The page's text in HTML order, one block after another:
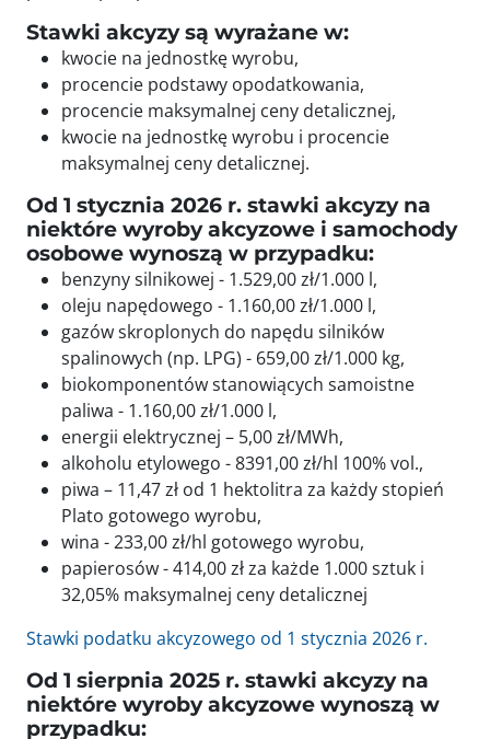
Stawki akcyzy są wyrażane w:
kwocie na jednostkę wyrobu,
procencie podstawy opodatkowania,
procencie maksymalnej ceny detalicznej,
kwocie na jednostkę wyrobu i procencie
maksymalnej ceny detalicznej.
Od 1 stycznia 2026 r. stawki akcyzy na
niektóre wyroby akcyzowe i samochody
osobowe wynoszą w przypadku:
benzyny silnikowej - 1.529,00 zł/1.000 l,
oleju napędowego - 1.160,00 zł/1.000 l,
gazów skroplonych do napędu silników
spalinowych (np. LPG) - 659,00 zł/1.000 kg,
biokomponentów stanowiących samoistne
paliwa - 1.160,00 zł/1.000 l,
energii elektrycznej – 5,00 zł/MWh,
alkoholu etylowego - 8391,00 zł/hl 100% vol.,
piwa – 11,47 zł od 1 hektolitra za każdy stopień
Plato gotowego wyrobu,
wina - 233,00 zł/hl gotowego wyrobu,
papierosów - 414,00 zł za każde 1.000 sztuk i
32,05% maksymalnej ceny detalicznej
Stawki podatku akcyzowego od 1 stycznia 2026 r.
Od 1 sierpnia 2025 r. stawki akcyzy na
niektóre wyroby akcyzowe wynoszą w
przypadku: